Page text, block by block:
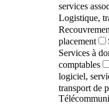
services
Logistique,
placement
Services à
comptables
logiciel,
transport de